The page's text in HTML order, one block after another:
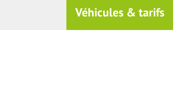
Véhicules & tarifs